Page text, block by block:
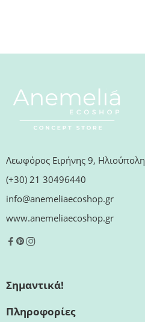
Λεωφόρος Ειρήνης 9, Ηλιούπολη
(+30) 21 30496440
info@anemeliaecoshop.gr
www.anemeliaecoshop.gr
Σημαντικά!
Πληροφορίες